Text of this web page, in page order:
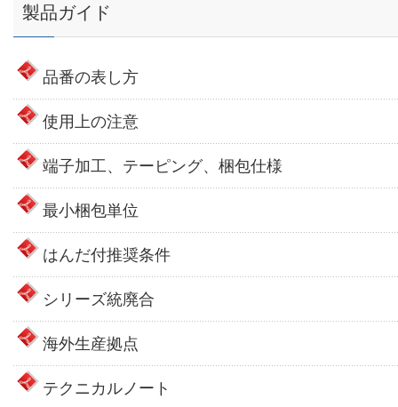
製品ガイド
品番の表し方
使用上の注意
端子加工、テーピング、梱包仕様
最小梱包単位
はんだ付推奨条件
シリーズ統廃合
海外生産拠点
テクニカルノート